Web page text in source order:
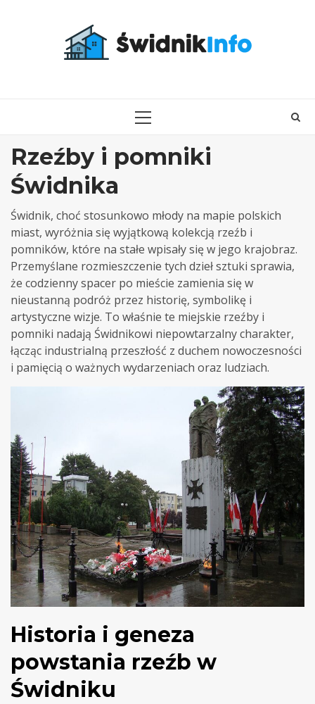
PRIMARY
Rzeźby i pomniki
Świdnika
Świdnik, choć stosunkowo młody na mapie polskich
miast, wyróżnia się wyjątkową kolekcją rzeźb i
pomników, które na stałe wpisały się w jego krajobraz.
Przemyślane rozmieszczenie tych dzieł sztuki sprawia,
że codzienny spacer po mieście zamienia się w
nieustanną podróż przez historię, symbolikę i
artystyczne wizje. To właśnie te miejskie rzeźby i
pomniki nadają Świdnikowi niepowtarzalny charakter,
łącząc industrialną przeszłość z duchem nowoczesności
i pamięcią o ważnych wydarzeniach oraz ludziach.
Historia i geneza
powstania rzeźb w
Świdniku